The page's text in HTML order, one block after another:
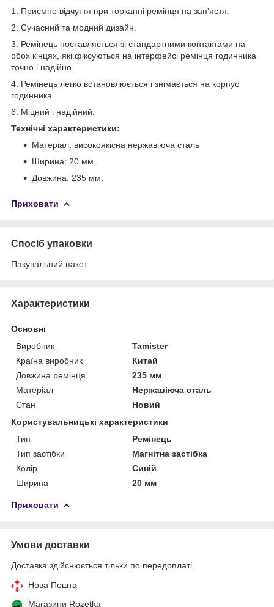
1. Приємне відчуття при торканні ремінця на зап'ястя.
2. Сучасний та модний дизайн.
3. Ремінець поставляється зі стандартними контактами на
обох кінцях, які фіксуються на інтерфейсі ремінця годинника
точно і надійно.
4. Ремінець легко встановлюється і знімається на корпус
годинника.
6. Міцний і надійний.
Технічні характеристики:
Матеріал: високоякісна нержавіюча сталь
Ширина: 20 мм.
Довжина: 235 мм.
Приховати
Спосіб упаковки
Пакувальний пакет
Характеристики
Основні
Виробник
Tamister
Країна виробник
Китай
Довжина ремінця
235 мм
Матеріал
Нержавіюча сталь
Стан
Новий
Користувальницькі характеристики
Тип
Ремінець
Тип застібки
Магнітна застібка
Колір
Синій
Ширина
20 мм
Приховати
Умови доставки
Доставка здійснюється тільки по передоплаті.
Нова Пошта
Магазини Rozetka